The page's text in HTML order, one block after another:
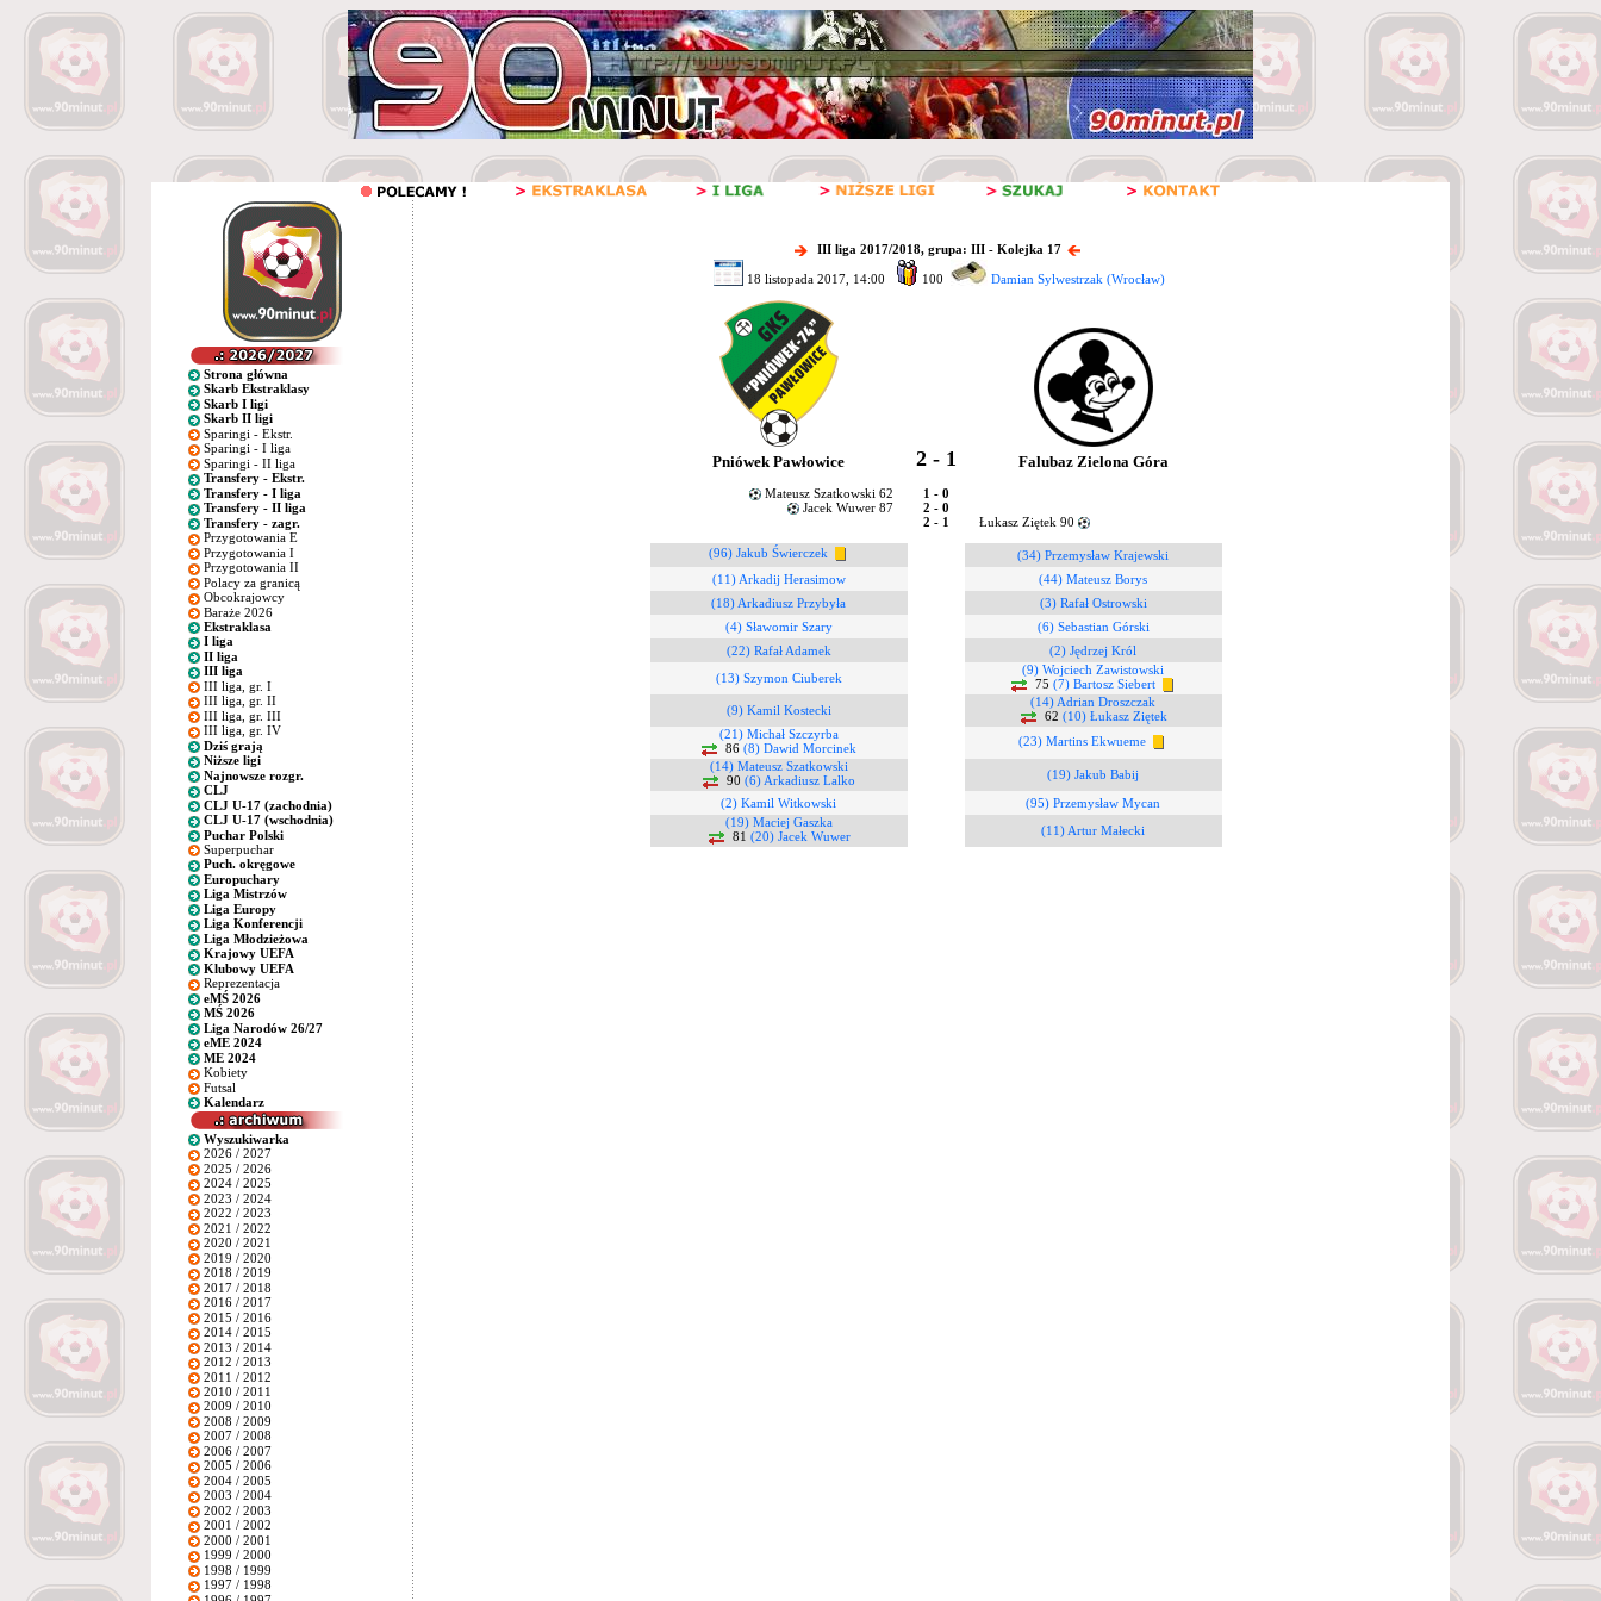
Strona główna
Skarb Ekstraklasy
Skarb I ligi
Skarb II ligi
Sparingi - Ekstr.
Sparingi - I liga
Sparingi - II liga
Transfery - Ekstr.
Transfery - I liga
Transfery - II liga
Transfery - zagr.
Przygotowania E
Przygotowania I
Przygotowania II
Polacy za granicą
Obcokrajowcy
Baraże 2026
Ekstraklasa
I liga
II liga
III liga
III liga, gr. I
III liga, gr. II
III liga, gr. III
III liga, gr. IV
Dziś grają
Niższe ligi
Najnowsze rozgr.
CLJ
CLJ U-17 (zachodnia)
CLJ U-17 (wschodnia)
Puchar Polski
Superpuchar
Puch. okręgowe
Europuchary
Liga Mistrzów
Liga Europy
Liga Konferencji
Liga Młodzieżowa
Krajowy UEFA
Klubowy UEFA
Reprezentacja
eMŚ 2026
MŚ 2026
Liga Narodów 26/27
eME 2024
ME 2024
Kobiety
Futsal
Kalendarz
Wyszukiwarka
2026 / 2027
2025 / 2026
2024 / 2025
2023 / 2024
2022 / 2023
2021 / 2022
2020 / 2021
2019 / 2020
2018 / 2019
2017 / 2018
2016 / 2017
2015 / 2016
2014 / 2015
2013 / 2014
2012 / 2013
2011 / 2012
2010 / 2011
2009 / 2010
2008 / 2009
2007 / 2008
2006 / 2007
2005 / 2006
2004 / 2005
2003 / 2004
2002 / 2003
2001 / 2002
2000 / 2001
1999 / 2000
1998 / 1999
1997 / 1998
III liga 2017/2018, grupa: III - Kolejka 17
18 listopada 2017, 14:00 100 Damian Sylwestrzak (Wrocław)
Pniówek Pawłowice 2 - 1 Falubaz Zielona Góra
Mateusz Szatkowski 62
1 - 0
Jacek Wuwer 87
2 - 0
2 - 1
Łukasz Ziętek 90
(96) Jakub Świerczek
(34) Przemysław Krajewski
(11) Arkadij Herasimow
(44) Mateusz Borys
(18) Arkadiusz Przybyła
(3) Rafał Ostrowski
(4) Sławomir Szary
(6) Sebastian Górski
(22) Rafał Adamek
(2) Jędrzej Król
(13) Szymon Ciuberek
(9) Wojciech Zawistowski
75 (7) Bartosz Siebert
(9) Kamil Kostecki
(14) Adrian Droszczak
62 (10) Łukasz Ziętek
(21) Michał Szczyrba
86 (8) Dawid Morcinek
(23) Martins Ekwueme
(14) Mateusz Szatkowski
90 (6) Arkadiusz Lalko
(19) Jakub Babij
(2) Kamil Witkowski
(95) Przemysław Mycan
(19) Maciej Gaszka
81 (20) Jacek Wuwer (11) Artur Małecki